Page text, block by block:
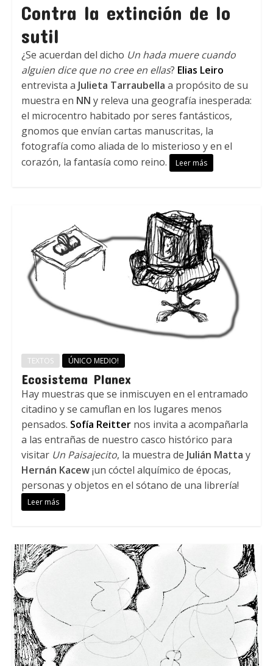
Contra la extinción de lo
sutil
¿Se acuerdan del dicho Un hada muere cuando
alguien dice que no cree en ellas? Elias Leiro
entrevista a Julieta Tarraubella a propósito de su
muestra en NN y releva una geografía inesperada:
el microcentro habitado por seres fantásticos,
gnomos que envían cartas manuscritas, la
fotografía como aliada de lo misterioso y en el
corazón, la fantasía como reino.
Leer más
TEXTOS ÚNICO MEDIO!
Ecosistema Planex
Hay muestras que se inmiscuyen en el entramado
citadino y se camuflan en los lugares menos
pensados. Sofía Reitternos invita a acompañarla
a las entrañas de nuestro casco histórico para
visitar Un Paisajecito, la muestra de Julián Matta y
Hernán Kacew¡un cóctel alquímico de épocas,
personas y objetos en el sótano de una librería!
Leer más